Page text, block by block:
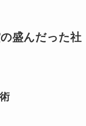
盛んだった社